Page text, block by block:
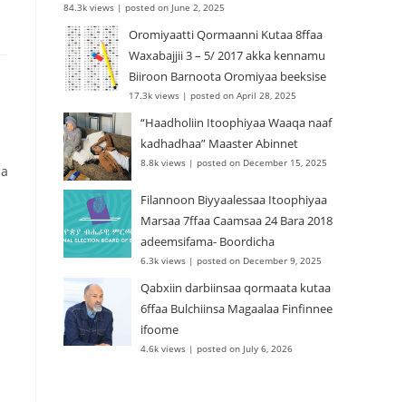
84.3k views | posted on June 2, 2025
Oromiyaatti Qormaanni Kutaa 8ffaa
Waxabajjii 3 – 5/ 2017 akka kennamu
Biiroon Barnoota Oromiyaa beeksise
17.3k views | posted on April 28, 2025
“Haadholiin Itoophiyaa Waaqa naaf
kadhadhaa” Maaster Abinnet
8.8k views | posted on December 15, 2025
Filannoon Biyyaalessaa Itoophiyaa
Marsaa 7ffaa Caamsaa 24 Bara 2018
adeemsifama- Boordicha
6.3k views | posted on December 9, 2025
Qabxiin darbiinsaa qormaata kutaa
6ffaa Bulchiinsa Magaalaa Finfinnee
ifoome
4.6k views | posted on July 6, 2026